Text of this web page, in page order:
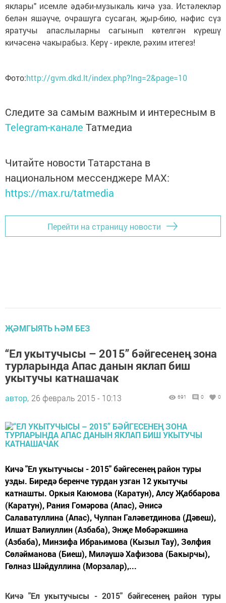
яклары" исемле әдәби-музыкаль кичә уза. Истәлекләр
белән яшәүче, очрашуга сусаган, җыр-бию, нәфис сүз
яратучы апаслыларны сагынып көтелгән күрешү
кичәсенә чакырабыз. Керү - ирекле, рәхим итегез!
Фото:http://gvm.dkd.lt/index.php?lng=2&page=10
Следите за самым важным и интересным в
Telegram-канале Татмедиа
Читайте новости Татарстана в
национальном мессенджере MАХ:
https://max.ru/tatmedia
Перейти на страницу новости
ҖӘМГЫЯТЬ ҺӘМ БЕЗ
“Ел укытучысы – 2015” бәйгесенең зона
турларында Апас данын яклап биш
укытучы катнашачак
автор, 26 февраль 2015 - 10:13 691 0 0
Кичә "Ел укытучысы - 2015" бәйгесенең район туры
узды. Биредә беренче турдан узган 12 укытучы
катнашты. Оркыя Каюмова (Каратун), Алсу Җаббарова
(Каратун), Рания Гомәрова (Апас), Әнисә
Салаватуллина (Апас), Чулпан Галәветдинова (Дәвеш),
Илшат Вәлиуллин (Азбаба), Энҗе Мөбәрәкшина
(Азбаба), Минзифа Ибраһимова (Кызыл Тау), Зөлфия
Сөләйманова (Биеш), Миләүшә Хафизова (Бакырчы),
Гөлназ Шәйдуллина (Морзалар),...
Кичә "Ел укытучысы - 2015" бәйгесенең район туры